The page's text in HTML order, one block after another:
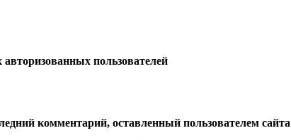
пользователей
комментарий, оставленный пользователем сайта